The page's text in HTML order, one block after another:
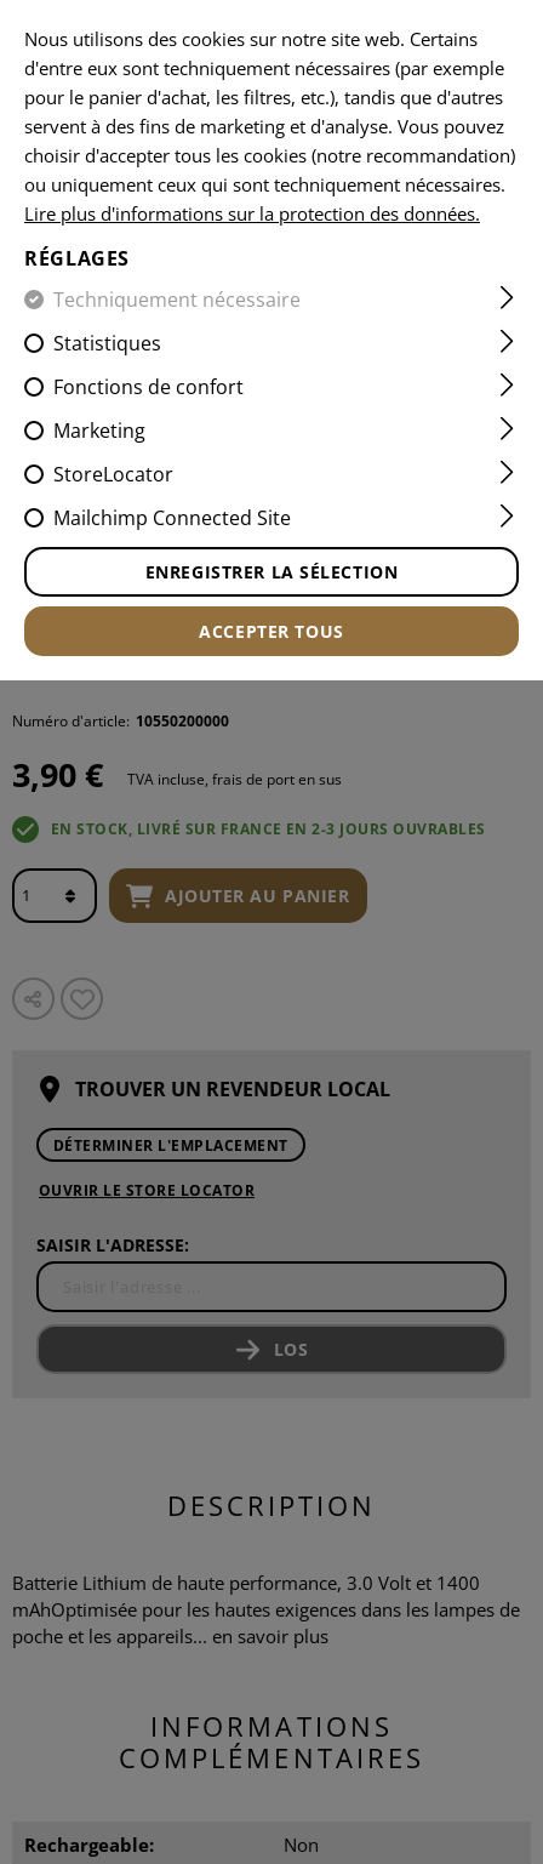
ACCUEIL EQUIPEMENTS ACCESSOIRES BATTERIES
CR123 LITHIUM 3V
Numéro d'article: 10550200000
3,90 € TVA incluse, frais de port en sus
EN STOCK, LIVRÉ SUR FRANCE EN 2-3 JOURS OUVRABLES
AJOUTER AU PANIER
TROUVER UN REVENDEUR LOCAL
DÉTERMINER L'EMPLACEMENT
OUVRIR LE STORE LOCATOR
SAISIR L'ADRESSE:
LOS
DESCRIPTION
Batterie Lithium de haute performance, 3.0 Volt et 1400
mAhOptimisée pour les hautes exigences dans les lampes de
poche et les appareils... en savoir plus
INFORMATIONS
COMPLÉMENTAIRES
Rechargeable: Non
Nous utilisons des cookies sur notre site web. Certains
d'entre eux sont techniquement nécessaires (par exemple
pour le panier d'achat, les filtres, etc.), tandis que d'autres
servent à des fins de marketing et d'analyse. Vous pouvez
choisir d'accepter tous les cookies (notre recommandation)
ou uniquement ceux qui sont techniquement nécessaires.
Lire plus d'informations sur la protection des données.
RÉGLAGES
Techniquement nécessaire
Statistiques
Fonctions de confort
Marketing
StoreLocator
Mailchimp Connected Site
ENREGISTRER LA SÉLECTION
ACCEPTER TOUS